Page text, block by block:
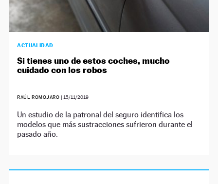
ACTUALIDAD
Si tienes uno de estos coches, mucho
cuidado con los robos
RAÚL ROMOJARO | 15/11/2019
Un estudio de la patronal del seguro identifica los
modelos que más sustracciones sufrieron durante el
pasado año.